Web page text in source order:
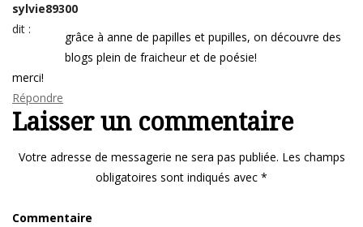
sylvie89300
dit :
grâce à anne de papilles et pupilles, on découvre des
blogs plein de fraicheur et de poésie!
merci!
Répondre
Laisser un commentaire
Votre adresse de messagerie ne sera pas publiée. Les champs
obligatoires sont indiqués avec *
Commentaire